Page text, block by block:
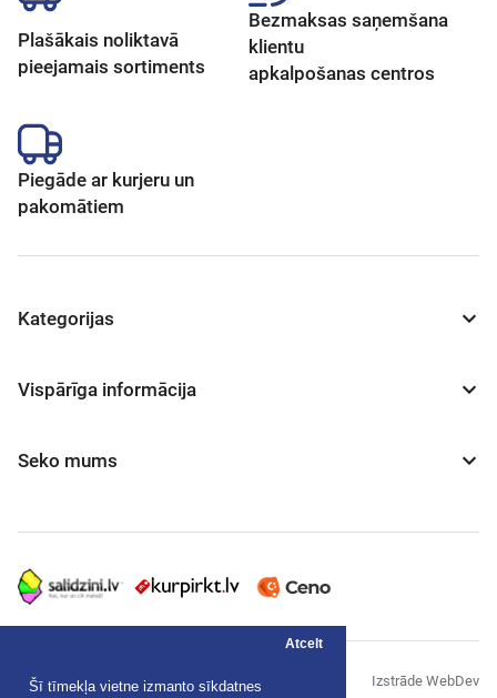
Šī tīmekļa vietne izmanto sīkdatnes
Atcelt
Plašākais noliktavā
pieejamais sortiments
Bezmaksas saņemšana
klientu
apkalpošanas centros
Piegāde ar kurjeru un
pakomātiem
Kategorijas
Vispārīga informācija
Seko mums
© "AS Akvedukts" 2026 Izstrāde WebDev